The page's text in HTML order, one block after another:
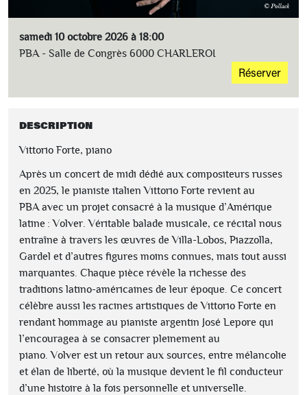
samedi 10 octobre 2026 à 18:00
PBA - Salle de Congrès 6000 CHARLEROI
Réserver
DESCRIPTION
Vittorio Forte, piano
Après un concert de midi dédié aux compositeurs russes
en 2025, le pianiste italien Vittorio Forte revient au
PBA avecun projet consacré à la musique d’Amérique
latine :Volver . Véritable balade musicale, ce récital nous
entraîne à travers les œuvres de Villa-Lobos, Piazzolla,
Gardel et d’autres figures moins connues, mais tout aussi
marquantes. Chaque pièce révèle la richesse des
traditions latino-américaines de leur époque. Ce concert
célèbre aussi les racines artistiques de Vittorio Forte en
rendanthommage au pianiste argentin José Lepore qui
l’encouragea à se consacrer pleinement au
piano.Volver est un retour aux sources, entre mélancolie
et élan de liberté, où la musique devient le fil conducteur
d’une histoire à la fois personnelle et universelle.